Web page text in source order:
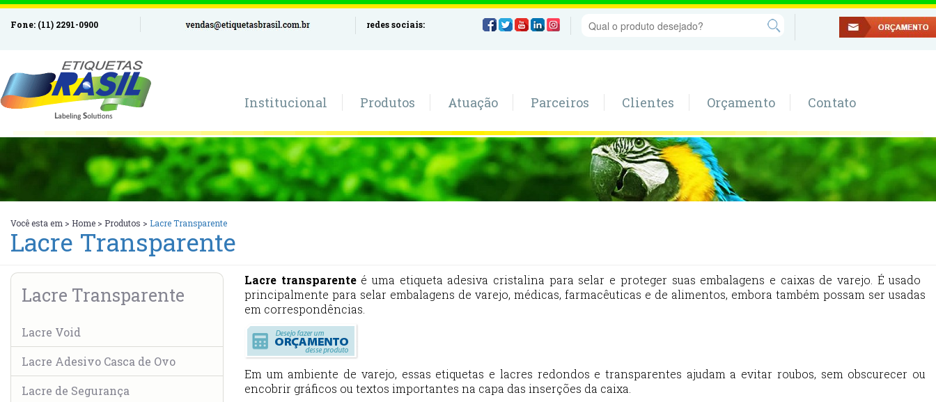
Fone: (11) 2291-0900 redes sociais:
Institucional Produtos Atuação Parceiros Clientes Orçamento Contato
Você esta em > Home > Produtos > Lacre Transparente
Lacre Transparente
Lacre transparenteé uma etiqueta adesiva cristalina para selar e proteger suas embalagens e caixas de varejo. É usado ​​
principalmente para selar embalagens de varejo, médicas, farmacêuticas e de alimentos, embora também possam ser usadas
em correspondências.
Em um ambiente de varejo, essas etiquetas e lacres redondos e transparentes ajudam a evitar roubos, sem obscurecer ou
encobrir gráficos ou textos importantes na capa das inserções da caixa.
Lacre Transparente
Lacre Void
Lacre Adesivo Casca de Ovo
Lacre de Segurança